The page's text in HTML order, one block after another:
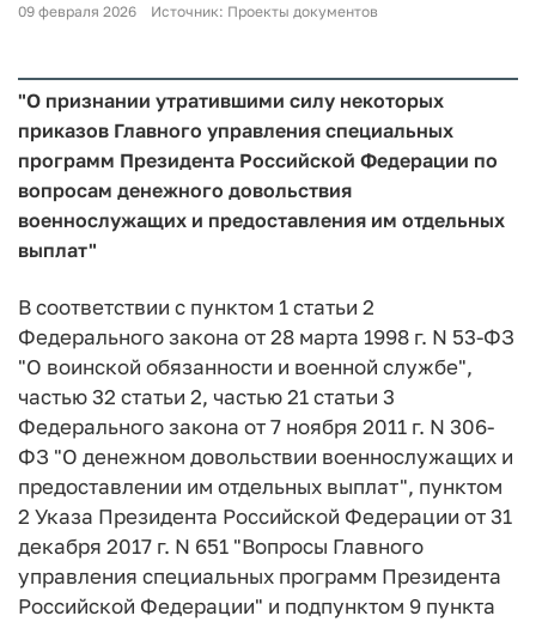
09 февраля 2026 Источник: Проекты документов
"О признании утратившими силу некоторых
приказов Главного управления специальных
программ Президента Российской Федерации по
вопросам денежного довольствия
военнослужащих и предоставления им отдельных
выплат"
В соответствии с пунктом 1 статьи 2
Федерального закона от 28 марта 1998 г. N 53-ФЗ
"О воинской обязанности и военной службе",
частью 32 статьи 2, частью 21 статьи 3
Федерального закона от 7 ноября 2011 г. N 306-
ФЗ "О денежном довольствии военнослужащих и
предоставлении им отдельных выплат", пунктом
2 Указа Президента Российской Федерации от 31
декабря 2017 г. N 651 "Вопросы Главного
управления специальных программ Президента
Российской Федерации" и подпунктом 9 пункта